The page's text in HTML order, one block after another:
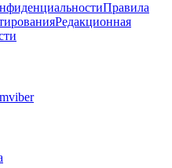
Правила
Редакционная
viber